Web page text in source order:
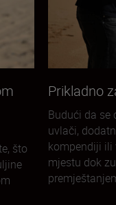
što
Prikladno
Budući da se
uvlači,
kompendiji
mjestu dok